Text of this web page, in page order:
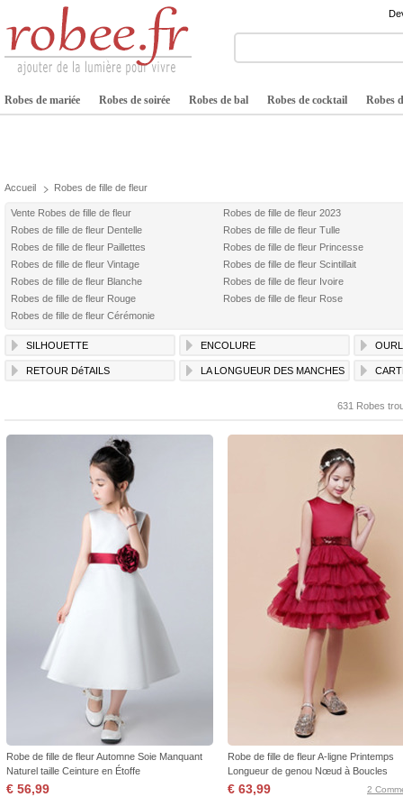
Robes de mariée Robes de soirée Robes de bal Robes de cocktail Robes
Accueil Robes de fille de fleur
Vente Robes de fille de fleur
Robes de fille de fleur 2023
Robes de fille de fleur Dentelle
Robes de fille de fleur Tulle
Robes de fille de fleur Paillettes
Robes de fille de fleur Princesse
Robes de fille de fleur Vintage
Robes de fille de fleur Scintillait
Robes de fille de fleur Blanche
Robes de fille de fleur Ivoire
Robes de fille de fleur Rouge
Robes de fille de fleur Rose
Robes de fille de fleur Cérémonie
SILHOUETTE ENCOLURE
RETOUR DéTAILS LA LONGUEUR DES MANCHES
631 Robes
Robe de fille de fleur Automne Soie Manquant
Naturel taille Ceinture en Étoffe
€ 56,99
Robe de fille de fleur A-ligne Printemps
Longueur de genou Nœud à Boucles
€ 63,99 2